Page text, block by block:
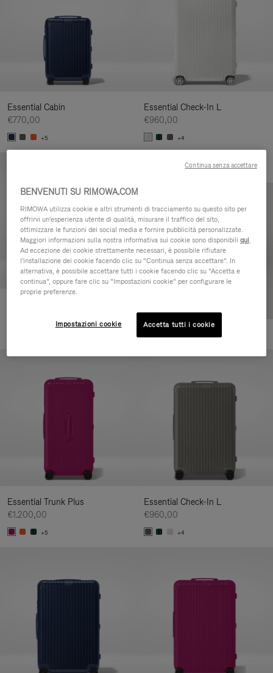
Essential Cabin
€770,00
+5
Essential Check-In L
€960,00
+4
Essential Trunk Plus
€1.200,00
+5
Essential Check-In L
€960,00
+4
BENVENUTI SU RIMOWA.COM
RIMOWA utilizza cookie e altri strumenti di tracciamento su questo sito per
offrirvi un'esperienza utente di qualità, misurare il traffico del sito,
ottimizzare le funzioni dei social media e fornire pubblicità personalizzate.
Maggiori informazioni sulla nostra informativa sui cookie sono disponibiliqui.
Ad eccezione dei cookie strettamente necessari, è possibile rifiutare
l'installazione dei cookie facendo clic su “Continua senza accettare”. In
alternativa, è possibile accettare tutti i cookie facendo clic su “Accetta e
continua”, oppure fare clic su “Impostazioni cookie” per configurare le
proprie preferenze.
Impostazioni cookie Accetta tutti i cookie
Continua senza accettare